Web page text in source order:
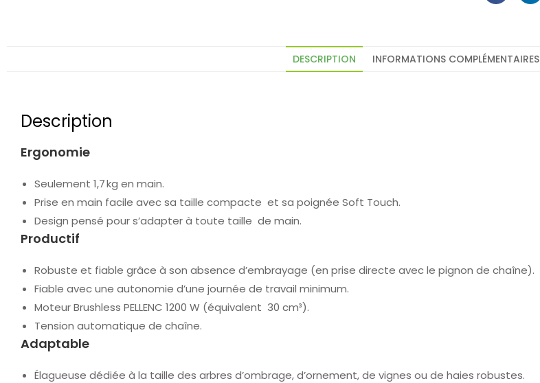
DESCRIPTION INFORMATIONS COMPLÉMENTAIRES
Description
Ergonomie
Seulement 1,7 kg en main.
Prise en main facile avec sa taille compacte et sa poignée Soft Touch.
Design pensé pour s’adapter à toute taille de main.
Productif
Robuste et fiable grâce à son absence d’embrayage (en prise directe avec le pignon de chaîne).
Fiable avec une autonomie d’une journée de travail minimum.
Moteur Brushless PELLENC 1200 W (équivalent 30 cm³).
Tension automatique de chaîne.
Adaptable
Élagueuse dédiée à la taille des arbres d’ombrage, d’ornement, de vignes ou de haies robustes.